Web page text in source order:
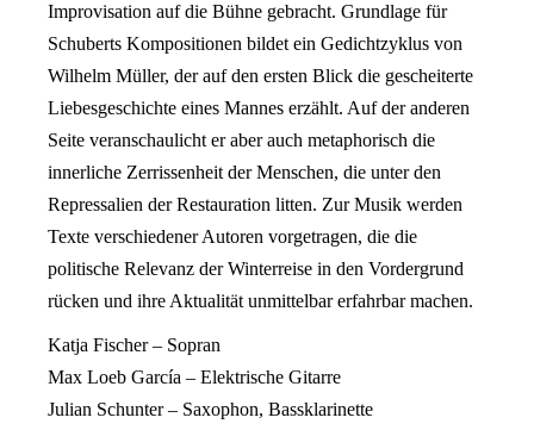
Improvisation auf die Bühne gebracht. Grundlage für
Schuberts Kompositionen bildet ein Gedichtzyklus von
Wilhelm Müller, der auf den ersten Blick die gescheiterte
Liebesgeschichte eines Mannes erzählt. Auf der anderen
Seite veranschaulicht er aber auch metaphorisch die
innerliche Zerrissenheit der Menschen, die unter den
Repressalien der Restauration litten. Zur Musik werden
Texte verschiedener Autoren vorgetragen, die die
politische Relevanz der Winterreise in den Vordergrund
rücken und ihre Aktualität unmittelbar erfahrbar machen.
Katja Fischer – Sopran
Max Loeb García – Elektrische Gitarre
Julian Schunter – Saxophon, Bassklarinette